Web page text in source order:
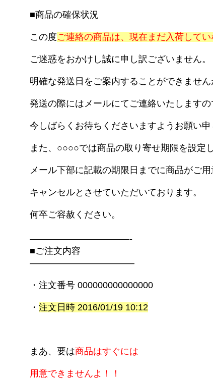
■商品の確保状況
この度ご連絡の商品は、現在まだ入荷して
ご迷惑をおかけし誠に申し訳ございません。
明確な発送日をご案内することができません
発送の際にはメールにてご連絡いたします
今しばらくお待ちくださいますようお願い
また、○○○○では商品の取り寄せ期限を設定
メール下部に記載の期限日までに商品がご
キャンセルとさせていただいております。
何卒ご容赦ください。
———————————-
■ご注文内容
———————————–
・注文番号 000000000000000
・ 注文日時 2016/01/19 10:12
まあ、要は商品はすぐには
用意できませんよ！！